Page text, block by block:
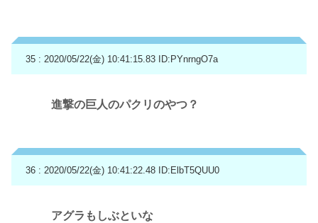
35 : 2020/05/22(金) 10:41:15.83 ID:PYnrngO7a
進撃の巨人のパクリのやつ？
36 : 2020/05/22(金) 10:41:22.48 ID:ElbT5QUU0
アグラもしぶといな